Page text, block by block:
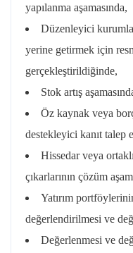
yapılanma aşamasında,
Düzenleyici
yerine getirmek için
gerçekleştirildiğinde,
Stok artış
Öz kaynak veya
destekleyici kanıt talep
Hissedar veya
çıkarlarının çözüm
Yatırım
değerlendirilmesi ve
Değerlenmesi ve